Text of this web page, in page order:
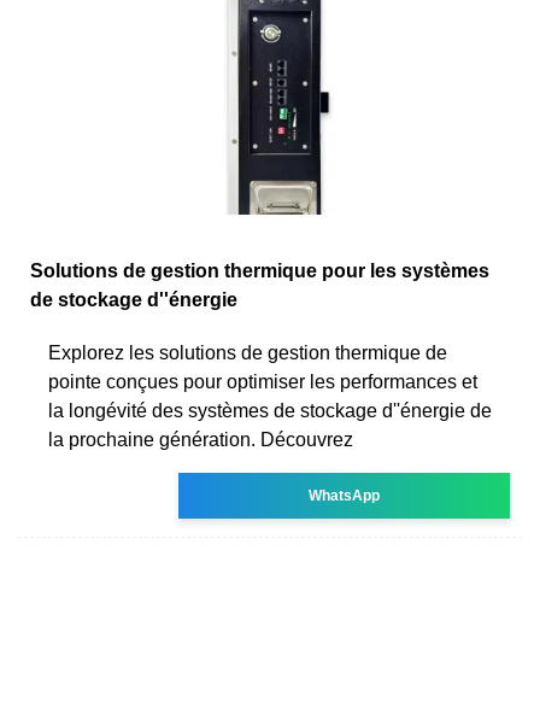
Solutions de gestion thermique pour les systèmes
de stockage d''énergie
Explorez les solutions de gestion thermique de
pointe conçues pour optimiser les performances et
la longévité des systèmes de stockage d''énergie de
la prochaine génération. Découvrez
WhatsApp